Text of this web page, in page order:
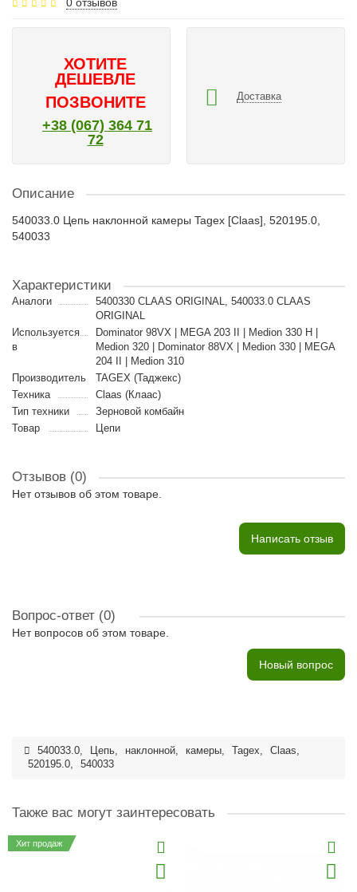
ХОТИТЕ
ДЕШЕВЛЕ
ПОЗВОНИТЕ
+38 (067) 364 71
72
Доставка
Описание
540033.0 Цепь наклонной камеры Tagex [Claas], 520195.0,
540033
Характеристики
Аналоги
5400330 CLAAS ORIGINAL, 540033.0 CLAAS
ORIGINAL
Используется
в
Dominator 98VX | MEGA 203 II | Medion 330 H |
Medion 320 | Dominator 88VX | Medion 330 | MEGA
204 II | Medion 310
Производитель
TAGEX (Таджекс)
Техника
Claas (Клаас)
Тип техники
Зерновой комбайн
Товар
Цепи
Отзывов (0)
Нет отзывов об этом товаре.
Написать отзыв
Вопрос-ответ (0)
Нет вопросов об этом товаре.
Новый вопрос
540033.0, Цепь, наклонной, камеры, Tagex, Claas,
520195.0, 540033
Также вас могут заинтересовать
Хит продаж